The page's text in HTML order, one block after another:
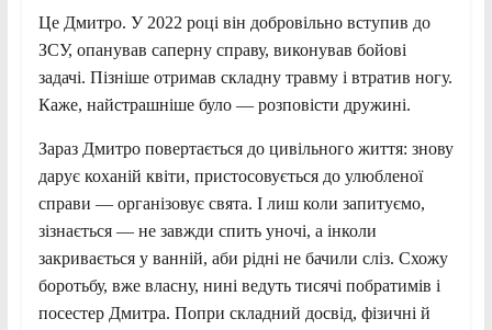
Це Дмитро. У 2022 році він добровільно вступив до
ЗСУ, опанував саперну справу, виконував бойові
задачі. Пізніше отримав складну травму і втратив ногу.
Каже, найстрашніше було — розповісти дружині.
Зараз Дмитро повертається до цивільного життя: знову
дарує коханій квіти, пристосовується до улюбленої
справи — організовує свята. І лиш коли запитуємо,
зізнається — не завжди спить уночі, а інколи
закривається у ванній, аби рідні не бачили сліз. Схожу
боротьбу, вже власну, нині ведуть тисячі побратимів і
посестер Дмитра. Попри складний досвід, фізичні й